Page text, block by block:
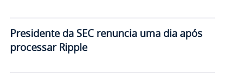
Presidente da SEC renuncia uma dia após
processar Ripple